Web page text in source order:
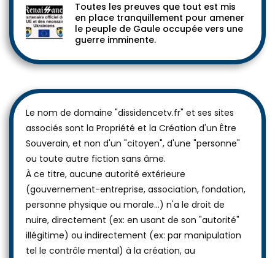
Toutes les preuves que tout est mis
en place tranquillement pour amener
le peuple de Gaule occupée vers une
guerre imminente.
Le nom de domaine "dissidencetv.fr" et ses sites
associés sont la Propriété et la Création d'un Être
Souverain, et non d'un "citoyen", d'une "personne"
ou toute autre fiction sans âme.
À ce titre, aucune autorité extérieure
(gouvernement-entreprise, association, fondation,
personne physique ou morale...) n'a le droit de
nuire, directement (ex: en usant de son "autorité"
illégitime) ou indirectement (ex: par manipulation
tel le contrôle mental) à la création, au